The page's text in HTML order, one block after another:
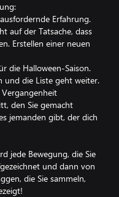
Erfahrung.
auf der Tatsache, dass
Erstellen einer neuen
die Halloween-Saison.
und die Liste geht weiter.
den Sie gemacht
jemanden gibt, der dich
jede Bewegung, die Sie
und dann von
die Sie sammeln,